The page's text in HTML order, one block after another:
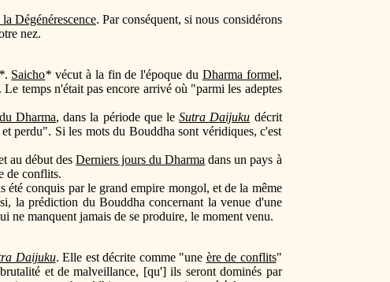
Dégénérescence. Par conséquent, si nous considérons
nez.
. Saicho* vécut à la fin de l'époque du Dharma formel,
. Le temps n'était pas encore arrivé où "parmi les adeptes
Dharma, dans la période que leSutra Daijuku décrit
perdu". Si les mots du Bouddha sont véridiques, c'est
au début desDerniers jours du Dharma dans un pays à
de conflits.
été conquis par le grand empire mongol, et de la même
la prédiction du Bouddha concernant la venue d'une
ne manquent jamais de se produire, le moment venu.
Daijuku. Elle est décrite comme "une ère de conflits"
et de malveillance, [qu'] ils seront dominés par